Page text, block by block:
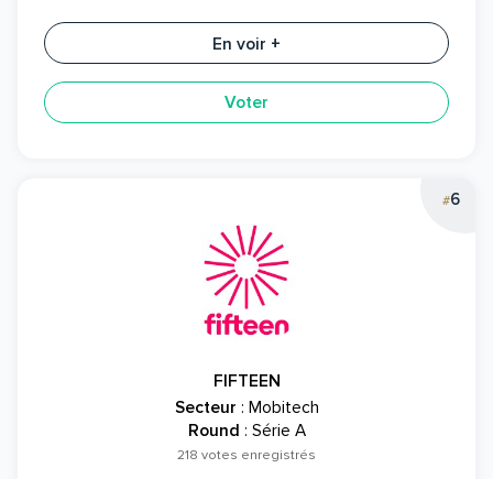
En voir +
Voter
#6
FIFTEEN
Secteur : Mobitech
Round : Série A
218 votes enregistrés